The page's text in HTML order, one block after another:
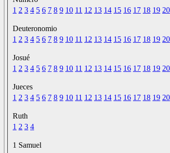
1 2 3 4 5 6 7 8 9 10 11 12 13 14 15 16 17 18 19 20
Deuteronomio
1 2 3 4 5 6 7 8 9 10 11 12 13 14 15 16 17 18 19 20
Josué
1 2 3 4 5 6 7 8 9 10 11 12 13 14 15 16 17 18 19 20
Jueces
1 2 3 4 5 6 7 8 9 10 11 12 13 14 15 16 17 18 19 20
Ruth
1 2 3 4
1 Samuel